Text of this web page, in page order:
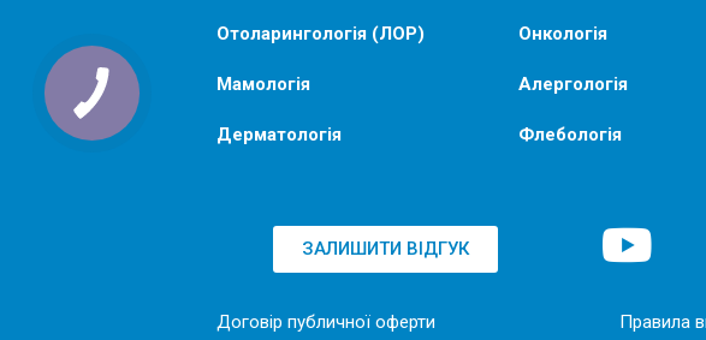
Отоларингологія (ЛОР)
Мамологія
Дерматологія
Онкологія
Алергологія
Флебологія
ЗАЛИШИТИ ВІДГУК
Договір публичної оферти Правила